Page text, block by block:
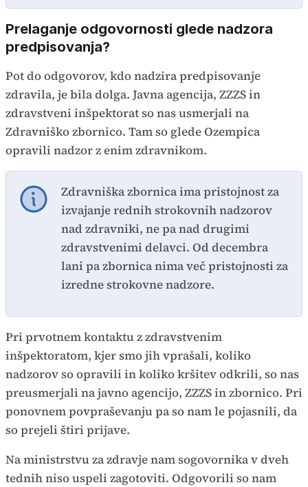
Prelaganje odgovornosti glede nadzora
predpisovanja?
Pot do odgovorov, kdo nadzira predpisovanje
zdravila, je bila dolga. Javna agencija, ZZZS in
zdravstveni inšpektorat so nas usmerjali na
Zdravniško zbornico. Tam so glede Ozempica
opravili nadzor z enim zdravnikom.
Zdravniška zbornica ima pristojnost za
izvajanje rednih strokovnih nadzorov
nad zdravniki, ne pa nad drugimi
zdravstvenimi delavci. Od decembra
lani pa zbornica nima več pristojnosti za
izredne strokovne nadzore.
Pri prvotnem kontaktu z zdravstvenim
inšpektoratom, kjer smo jih vprašali, koliko
nadzorov so opravili in koliko kršitev odkrili, so nas
preusmerjali na javno agencijo, ZZZS in zbornico. Pri
ponovnem povpraševanju pa so nam le pojasnili, da
so prejeli štiri prijave.
Na ministrstvu za zdravje nam sogovornika v dveh
tednih niso uspeli zagotoviti. Odgovorili so nam